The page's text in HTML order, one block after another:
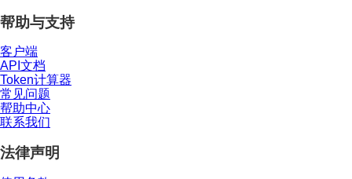
帮助与支持
客户端
API文档
Token计算器
常见问题
帮助中心
联系我们
法律声明